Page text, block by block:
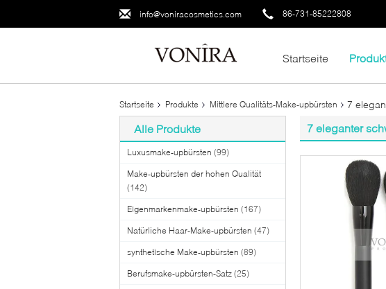
info@voniracosmetics.com 86-731-85222808
Startseite
Startseite Produkte Mittlere Qualitäts-Make-upbürsten 7
Alle Produkte
Luxusmake-upbürsten (99)
Make-upbürsten der hohen Qualität
(142)
Eigenmarkenmake-upbürsten (167)
Natürliche Haar-Make-upbürsten (47)
synthetische Make-upbürsten (89)
Berufsmake-upbürsten-Satz (25)
7 eleganter